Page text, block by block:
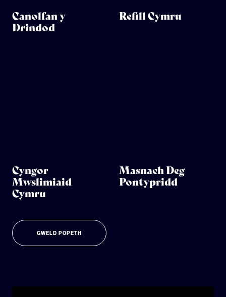
Canolfan y
Drindod
Refill Cymru
Cyngor
Mwslimiaid
Cymru
Masnach Deg
Pontypridd
GWELD POPETH